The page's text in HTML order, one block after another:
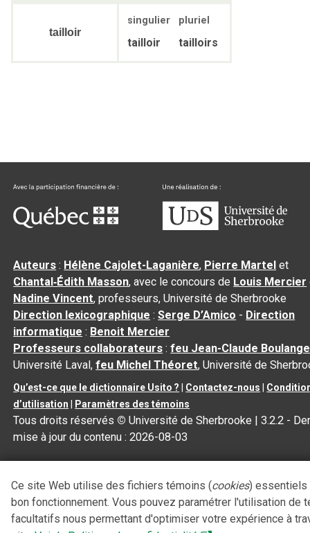
tailloir
singulier pluriel
tailloir tailloirs
Auteurs : Hélène Cajolet-Laganière, Pierre Martel et
Chantal‑Édith Masson, avec le concours de Louis Mercier
Nadine Vincent, professeurs, Université de Sherbrooke
Direction lexicographique :Serge D’Amico - Direction
informatique : Benoit Mercier
Professeurs collaborateurs :feu Jean-Claude
Université Laval,feu Michel Théoret, Université de
Qu’est-ce que le dictionnaire Usito ? | Contactez-nous |
d’utilisation | Paramètres des témoins
Tous droits réservés © Université de Sherbrooke |3.2.2 -
mise à jour du contenu :2026-08-03
Ce site Web utilise des fichiers témoins (cookies) essentiels
bon fonctionnement. Vous pouvez paramétrer l'utilisation de
facultatifs nous permettant d'optimiser votre expérience à